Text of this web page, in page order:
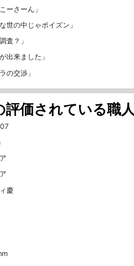
ーさーん 」
世の中じゃポイズン 」
査？ 」
出来ました 」
の交渉 」
評価されている職人
慶